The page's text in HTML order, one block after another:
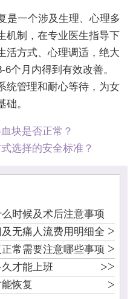
是一个涉及生理、心理多
机制，在专业医生指导下
活方式、心理调适，绝大
个月内得到有效改善。
统管理和耐心等待，为女
。
块是否正常？
选择的安全标准？
时候及术后注意事项
>
无痛人流费用明细全
>
常需要注意哪些事项
>
才能上班 >
恢复 >